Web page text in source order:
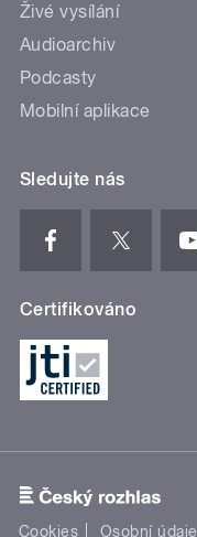
Živé vysílání
Audioarchiv
Podcasty
Mobilní aplikace
Sledujte nás
Certifikováno
Cookies Osobní údaje